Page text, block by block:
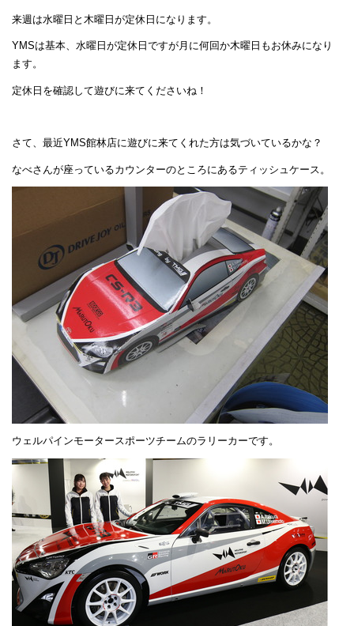
来週は水曜日と木曜日が定休日になります。
YMSは基本、水曜日が定休日ですが月に何回か木曜日もお休みになり
ます。
定休日を確認して遊びに来てくださいね！
さて、最近YMS館林店に遊びに来てくれた方は気づいているかな？
なべさんが座っているカウンターのところにあるティッシュケース。
ウェルパインモータースポーツチームのラリーカーです。